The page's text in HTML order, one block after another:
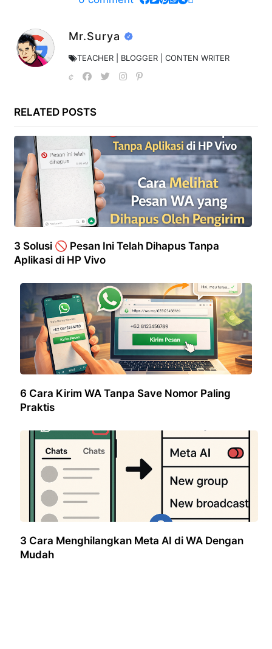
Mr.Surya
TEACHER | BLOGGER | CONTEN WRITER
RELATED POSTS
3 Solusi 🚫 Pesan Ini Telah Dihapus Tanpa
Aplikasi di HP Vivo
6 Cara Kirim WA Tanpa Save Nomor Paling
Praktis
3 Cara Menghilangkan Meta AI di WA Dengan
Mudah